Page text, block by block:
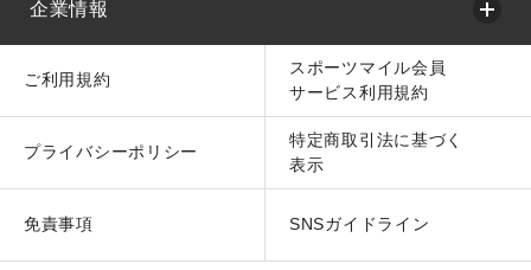
企業情報
ご利用規約
スポーツマイル会員
サービス利用規約
プライバシーポリシー
特定商取引法に基づく
表示
免責事項 SNSガイドライン